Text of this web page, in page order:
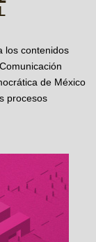
los contenidos
de México
procesos